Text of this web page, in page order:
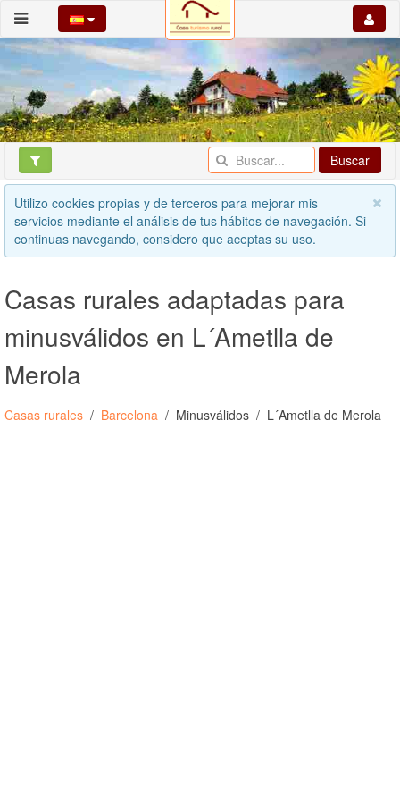
Buscar
Utilizo cookies propias y de terceros para mejorar mis
servicios mediante el análisis de tus hábitos de navegación. Si
continuas navegando, considero que aceptas su uso.
Casas rurales adaptadas para
minusválidos en L´Ametlla de
Merola
Casas rurales Barcelona Minusválidos L´Ametlla de Merola